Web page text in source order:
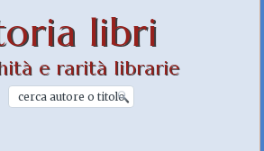
libri
e rarità librarie